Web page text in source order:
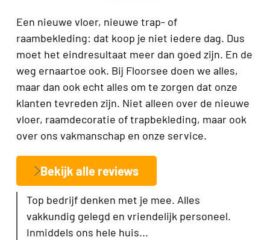
Een nieuwe vloer, nieuwe trap- of
raambekleding: dat koop je niet iedere dag. Dus
moet het eindresultaat meer dan goed zijn. En de
weg ernaartoe ook. Bij Floorsee doen we alles,
maar dan ook echt alles om te zorgen dat onze
klanten tevreden zijn. Niet alleen over de nieuwe
vloer, raamdecoratie of trapbekleding, maar ook
over ons vakmanschap en onze service.
Bekijk alle reviews
Top bedrijf denken met je mee. Alles
vakkundig gelegd en vriendelijk personeel.
Inmiddels ons hele huis...